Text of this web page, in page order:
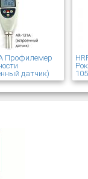
Профилемер
датчик)